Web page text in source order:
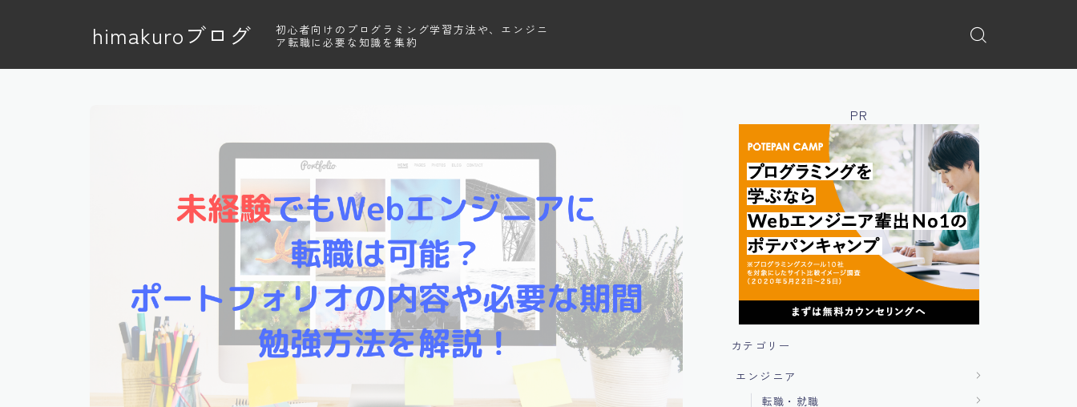
himakuroブログ
初心者向けのプログラミング学習方法や、エンジニ
ア転職に必要な知識を集約
PR
カテゴリー
エンジニア
転職・就職